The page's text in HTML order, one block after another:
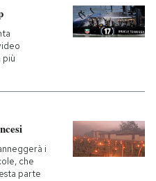
più
i
che
parte